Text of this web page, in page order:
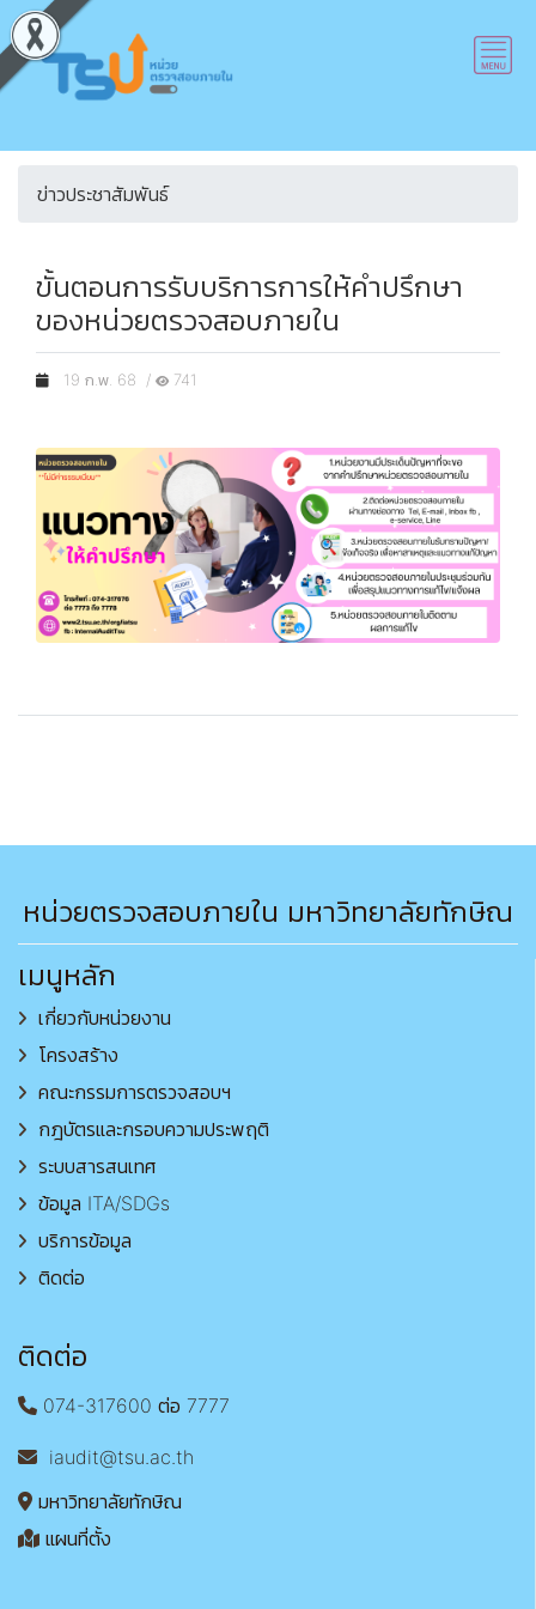
ข่าวประชาสัมพันธ์
ขั้นตอนการรับบริการการให้คำปรึกษา
ของหน่วยตรวจสอบภายใน
19 ก.พ. 68 / 741
หน่วยตรวจสอบภายใน มหาวิทยาลัยทักษิณ
เมนูหลัก
เกี่ยวกับหน่วยงาน
โครงสร้าง
คณะกรรมการตรวจสอบฯ
กฎบัตรและกรอบความประพฤติ
ระบบสารสนเทศ
ข้อมูล ITA/SDGs
บริการข้อมูล
ติดต่อ
ติดต่อ
074-317600 ต่อ 7777
iaudit@tsu.ac.th
มหาวิทยาลัยทักษิณ
แผนที่ตั้ง